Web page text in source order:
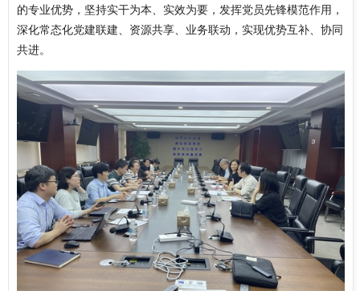
的专业优势，坚持实干为本、实效为要，发挥党员先锋模范作用，
深化常态化党建联建、资源共享、业务联动，实现优势互补、协同
共进。